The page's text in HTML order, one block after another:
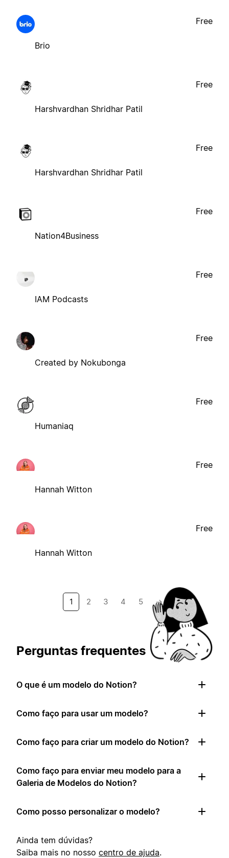
Brio
Free
Harshvardhan Shridhar Patil
Free
Harshvardhan Shridhar Patil
Free
Nation4Business
Free
IAM Podcasts
Free
Created by Nokubonga
Free
Humaniaq
Free
Hannah Witton
Free
Hannah Witton
Free
1 2 3 4 5 →
Perguntas frequentes
O que é um modelo do Notion?
Como faço para usar um modelo?
Como faço para criar um modelo do Notion?
Como faço para enviar meu modelo para a
Galeria de Modelos do Notion?
Como posso personalizar o modelo?
Ainda tem dúvidas?
Saiba mais no nosso centro de ajuda.